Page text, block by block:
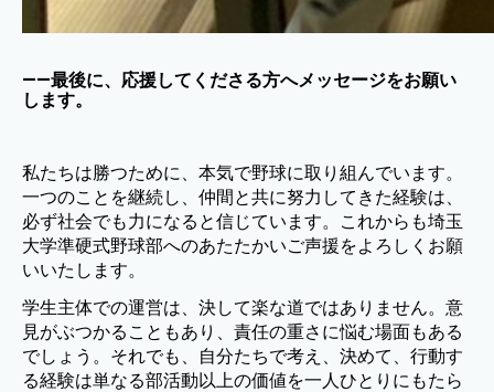
——最後に、応援してくださる方へメッセージをお願い
します。
私たちは勝つために、本気で野球に取り組んでいます。
一つのことを継続し、仲間と共に努力してきた経験は、
必ず社会でも力になると信じています。これからも埼玉
大学準硬式野球部へのあたたかいご声援をよろしくお願
いいたします。
学生主体での運営は、決して楽な道ではありません。意
見がぶつかることもあり、責任の重さに悩む場面もある
でしょう。それでも、自分たちで考え、決めて、行動す
る経験は単なる部活動以上の価値を一人ひとりにもたら